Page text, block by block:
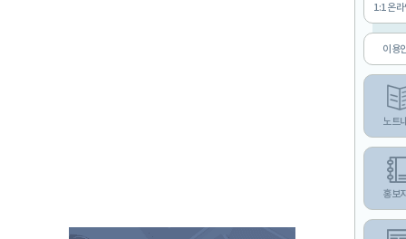
1:1 온
이용
노트
홍보